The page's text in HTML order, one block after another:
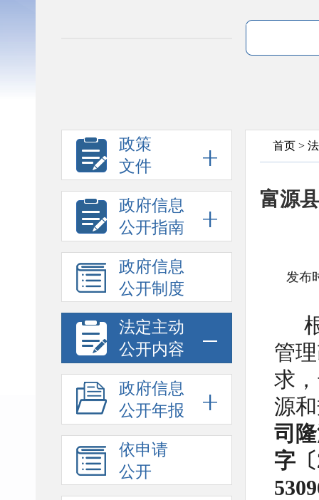
政策
文件
政府信息
公开指南
政府信息
公开制度
法定主动
公开内容
政府信息
公开年报
依申请
公开
首页 >
富源
发布
管
求
源
司
字